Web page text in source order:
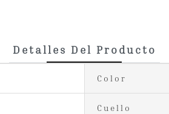
Detalles Del Producto
Color
Cuello